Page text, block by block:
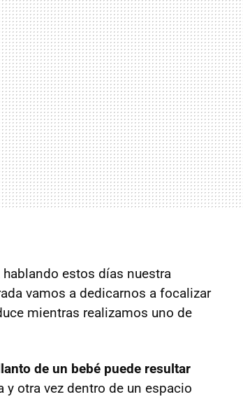
hablando estos días nuestra
vamos a dedicarnos a focalizar
mientras realizamos uno de
de un bebé puede resultar
otra vez dentro de un espacio